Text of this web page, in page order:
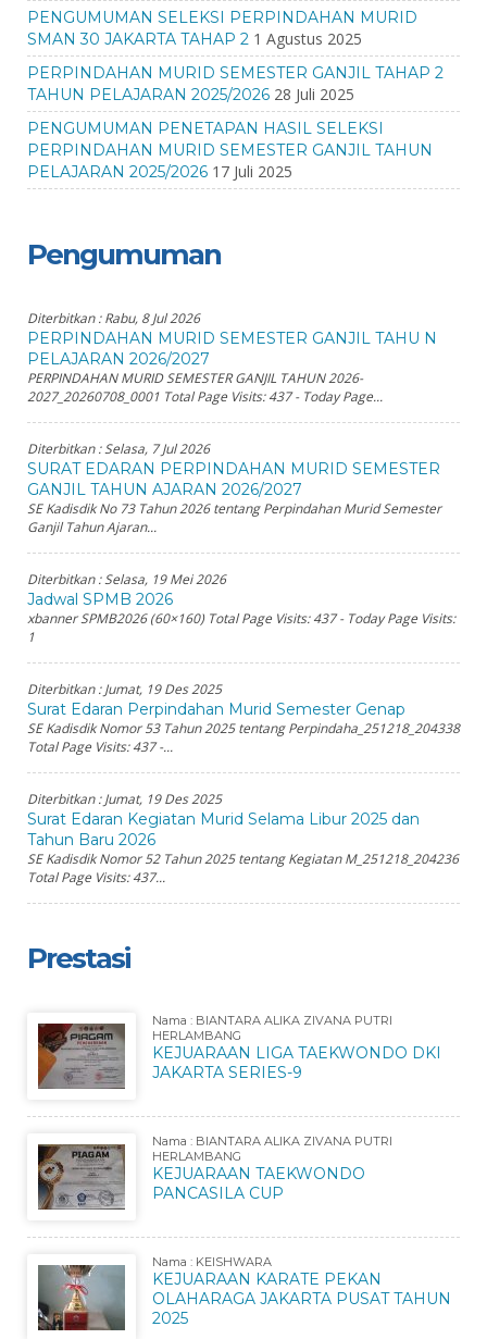
PENGUMUMAN SELEKSI PERPINDAHAN MURID
SMAN 30 JAKARTA TAHAP 2 1 Agustus 2025
PERPINDAHAN MURID SEMESTER GANJIL TAHAP 2
TAHUN PELAJARAN 2025/2026 28 Juli 2025
PENGUMUMAN PENETAPAN HASIL SELEKSI
PERPINDAHAN MURID SEMESTER GANJIL TAHUN
PELAJARAN 2025/2026 17 Juli 2025
Pengumuman
Diterbitkan :Rabu, 8 Jul 2026
PERPINDAHAN MURID SEMESTER GANJIL TAHU N
PELAJARAN 2026/2027
PERPINDAHAN MURID SEMESTER GANJIL TAHUN 2026-
2027_20260708_0001 Total Page Visits: 437 - Today Page...
Diterbitkan :Selasa, 7 Jul 2026
SURAT EDARAN PERPINDAHAN MURID SEMESTER
GANJIL TAHUN AJARAN 2026/2027
SE Kadisdik No 73 Tahun 2026 tentang Perpindahan Murid Semester
Ganjil Tahun Ajaran...
Diterbitkan :Selasa, 19 Mei 2026
Jadwal SPMB 2026
xbanner SPMB2026 (60×160) Total Page Visits: 437 - Today Page Visits:
1
Diterbitkan :Jumat, 19 Des 2025
Surat Edaran Perpindahan Murid Semester Genap
SE Kadisdik Nomor 53 Tahun 2025 tentang Perpindaha_251218_204338
Total Page Visits: 437 -...
Diterbitkan :Jumat, 19 Des 2025
Surat Edaran Kegiatan Murid Selama Libur 2025 dan
Tahun Baru 2026
SE Kadisdik Nomor 52 Tahun 2025 tentang Kegiatan M_251218_204236
Total Page Visits: 437...
Prestasi
Nama : BIANTARA ALIKA ZIVANA PUTRI
HERLAMBANG
KEJUARAAN LIGA TAEKWONDO DKI
JAKARTA SERIES-9
Nama : BIANTARA ALIKA ZIVANA PUTRI
HERLAMBANG
KEJUARAAN TAEKWONDO
PANCASILA CUP
Nama : KEISHWARA
KEJUARAAN KARATE PEKAN
OLAHARAGA JAKARTA PUSAT TAHUN
2025